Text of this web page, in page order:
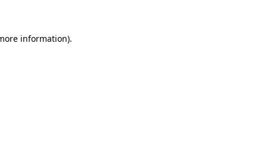
information).